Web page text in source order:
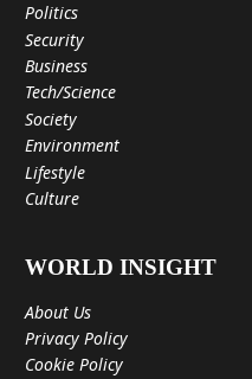
Politics
Security
Business
Tech/Science
Society
Environment
Lifestyle
Culture
WORLD INSIGHT
About Us
Privacy Policy
Cookie Policy